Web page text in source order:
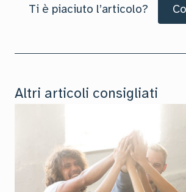
Ti è piaciuto l’articolo?
Altri articoli consigliati